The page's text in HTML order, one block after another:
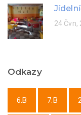
24 Čvn,
Odkazy
6.B 7.B